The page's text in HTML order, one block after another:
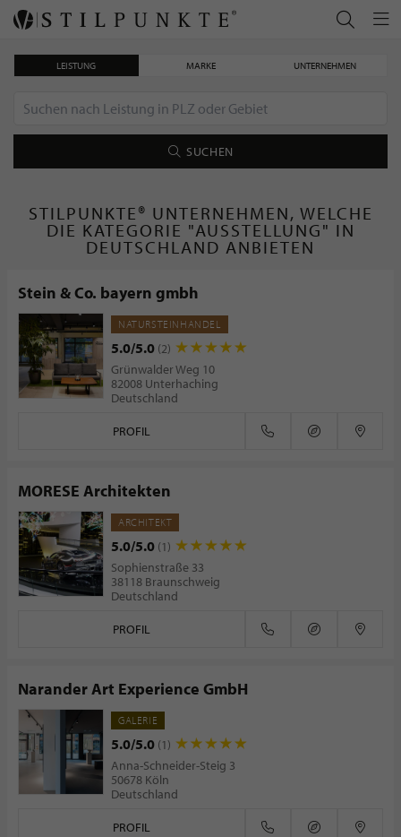
LEISTUNG MARKE UNTERNEHMEN
SUCHEN
STILPUNKTE® UNTERNEHMEN, WELCHE
DIE KATEGORIE "AUSSTELLUNG" IN
DEUTSCHLAND ANBIETEN
Stein & Co. bayern gmbh
NATURSTEINHANDEL
5.0/5.0 (2)
Grünwalder Weg 10
82008 Unterhaching
Deutschland
PROFIL
MORESE Architekten
ARCHITEKT
5.0/5.0 (1)
Sophienstraße 33
38118 Braunschweig
Deutschland
PROFIL
Narander Art Experience GmbH
GALERIE
5.0/5.0 (1)
Anna-Schneider-Steig 3
50678 Köln
Deutschland
PROFIL